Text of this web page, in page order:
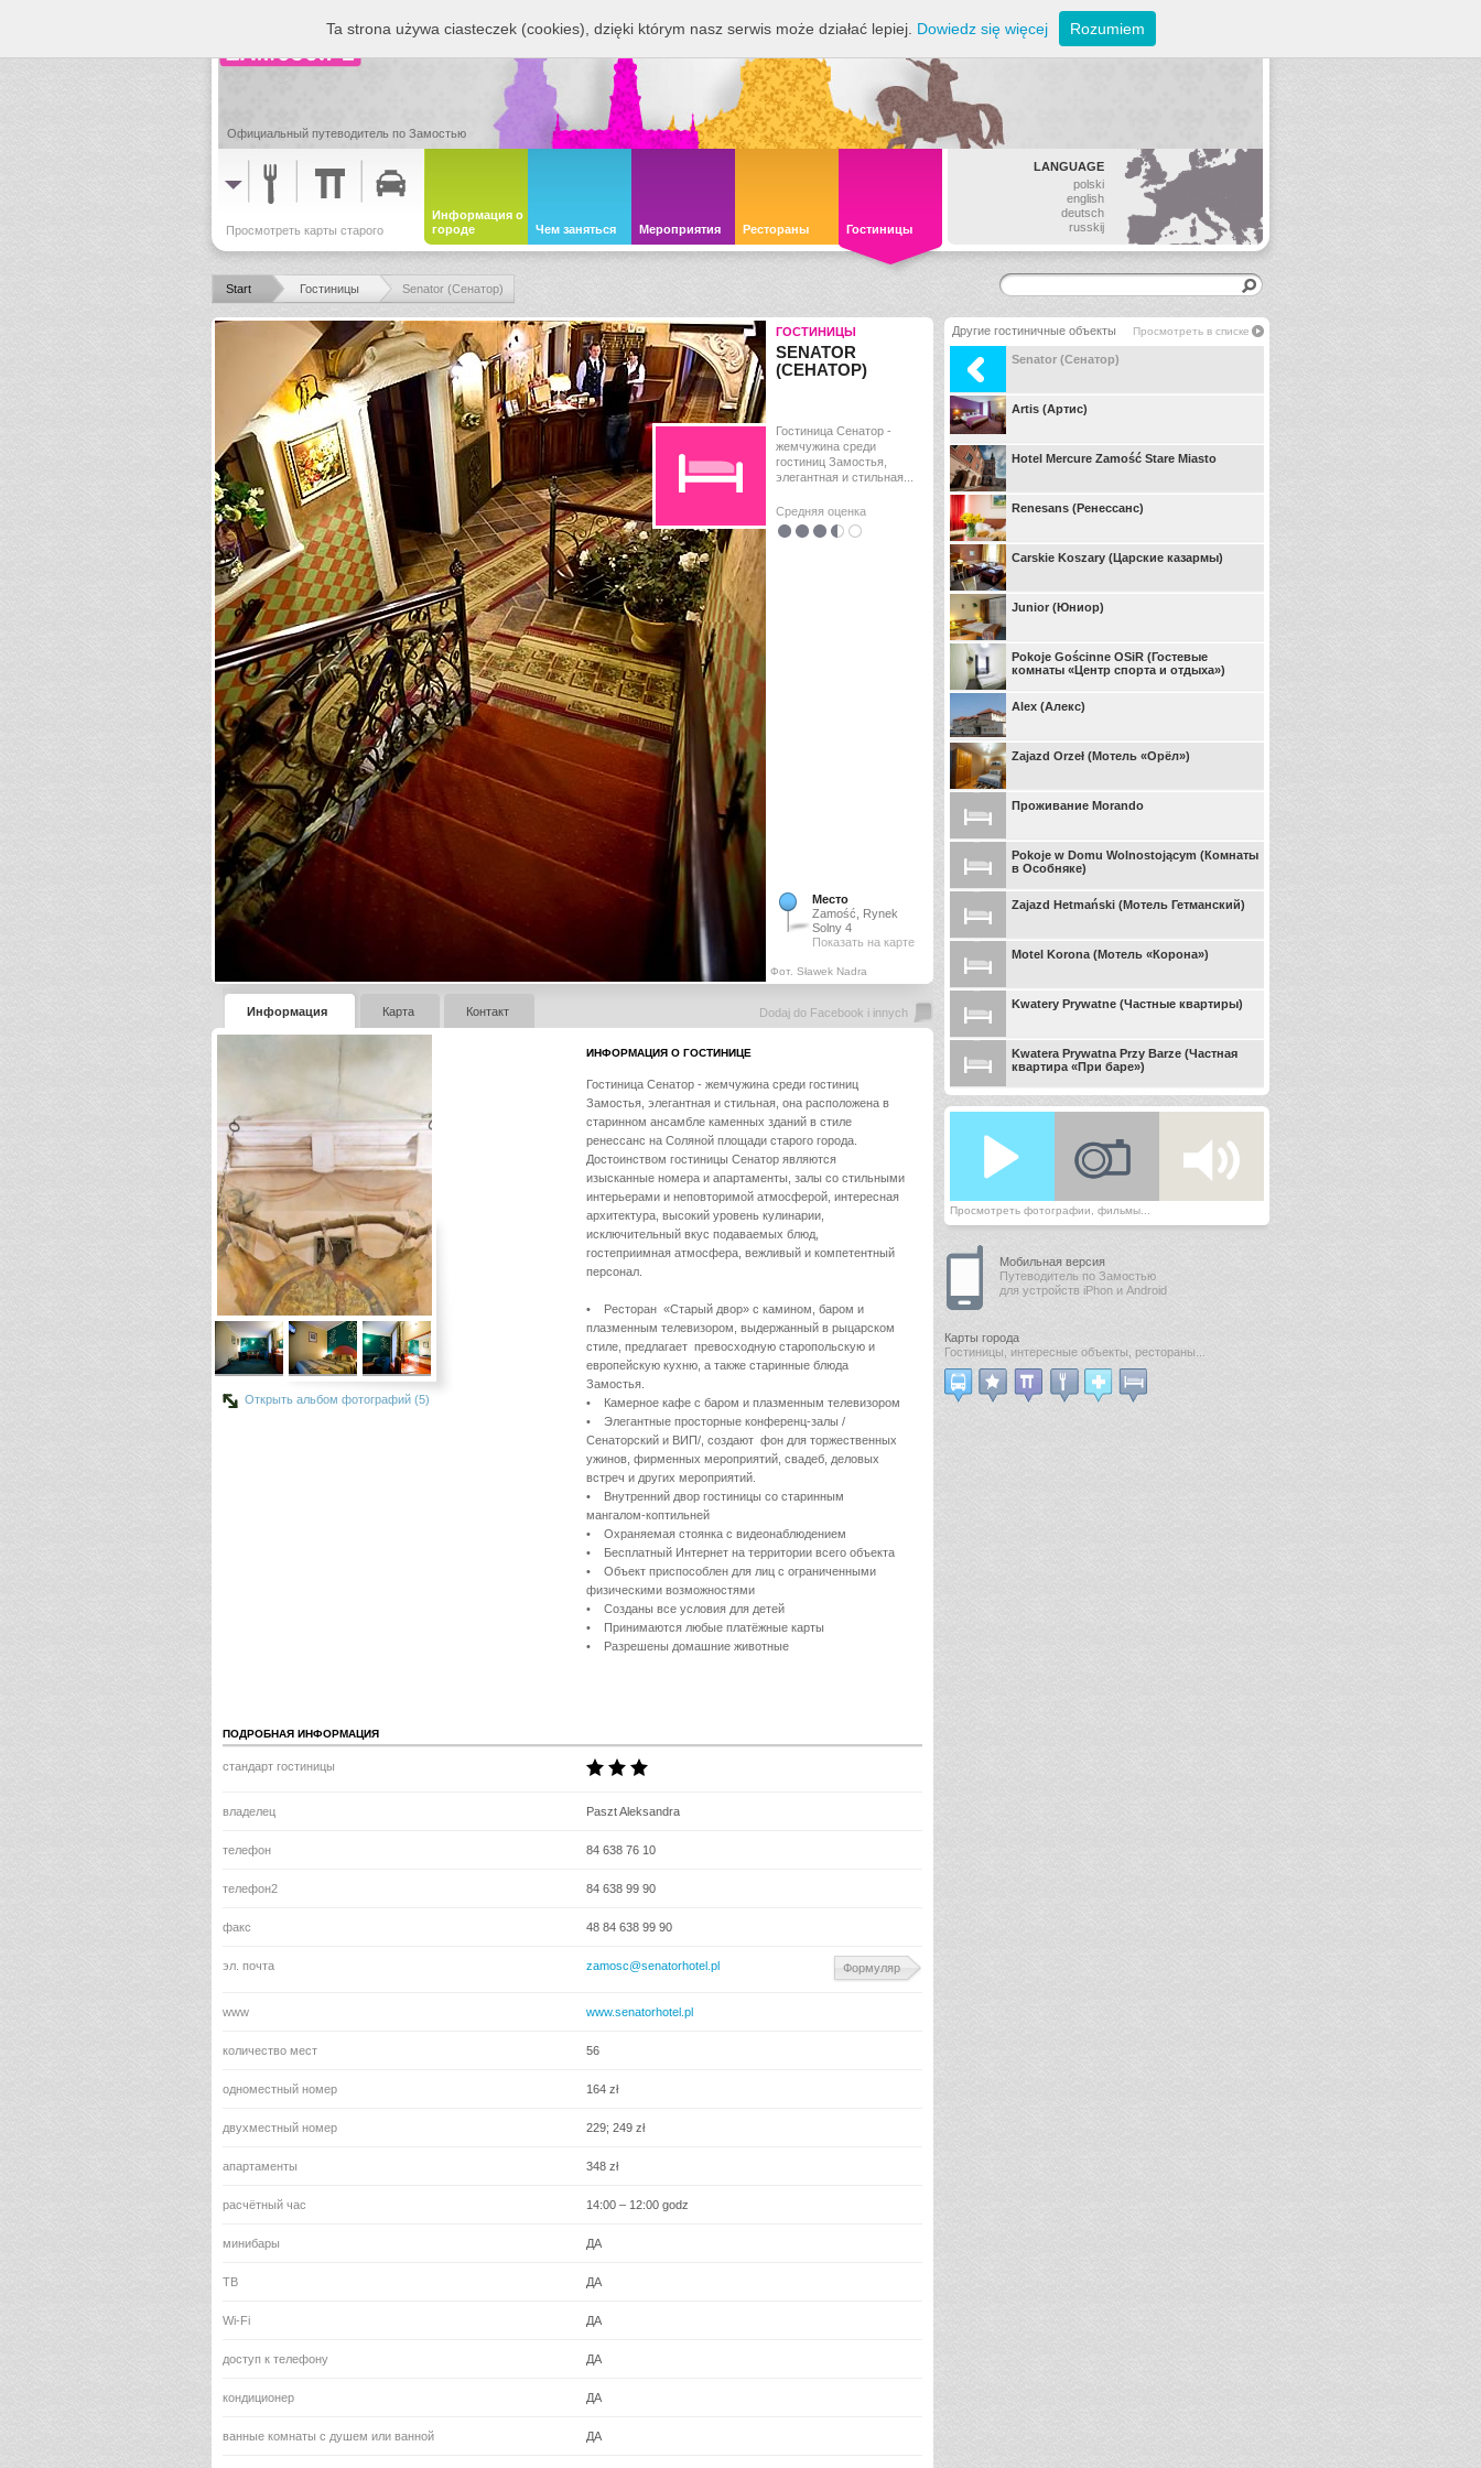
Официальный путеводитель по Замостью
Просмотреть карты старого
Информация о
городе
Чем заняться Мероприятия Рестораны Гостиницы
LANGUAGE
polski
english
deutsch
russkij
Start Гостиницы Senator (Сенатор)
ГОСТИНИЦЫ
SENATOR
(СЕНАТОР)
Гостиница Сенатор -
жемчужина среди
гостиниц Замостья,
элегантная и стильная...
Средняя оценка
Место
Zamość, Rynek
Solny 4
Показать на карте
Фот. Sławek Nadra
Информация Карта Контакт Dodaj do Facebook i innych
Открыть альбом фотографий (5)
ИНФОРМАЦИЯ О ГОСТИНИЦЕ
Гостиница Сенатор - жемчужина среди гостиниц
Замостья, элегантная и стильная, она расположена в
старинном ансамбле каменных зданий в стиле
ренессанс на Соляной площади старого города.
Достоинством гостиницы Сенатор являются
изысканные номера и апартаменты, залы со стильными
интерьерами и неповторимой атмосферой, интересная
архитектура, высокий уровень кулинарии,
исключительный вкус подаваемых блюд,
гостеприимная атмосфера, вежливый и компетентный
персонал.
• Ресторан «Старый двор» с камином, баром и
плазменным телевизором, выдержанный в рыцарском
стиле, предлагает превосходную старопольскую и
европейскую кухню, а также старинные блюда
Замостья.
• Камерное кафе с баром и плазменным телевизором
• Элегантные просторные конференц-залы /
Сенаторский и ВИП/, создают фон для торжественных
ужинов, фирменных мероприятий, свадеб, деловых
встреч и других мероприятий.
• Внутренний двор гостиницы со старинным
мангалом-коптильней
• Охраняемая стоянка с видеонаблюдением
• Бесплатный Интернет на территории всего объекта
• Объект приспособлен для лиц с ограниченными
физическими возможностями
• Созданы все условия для детей
• Принимаются любые платёжные карты
• Разрешены домашние животные
ПОДРОБНАЯ ИНФОРМАЦИЯ
стандарт гостиницы
владелец Paszt Aleksandra
телефон 84 638 76 10
телефон2 84 638 99 90
факс 48 84 638 99 90
эл. почта zamosc@senatorhotel.pl Формуляр
www www.senatorhotel.pl
количество мест 56
одноместный номер 164 zł
двухместный номер 229; 249 zł
апартаменты 348 zł
расчётный час 14:00 – 12:00 godz
минибары ДА
ТВ ДА
Wi-Fi ДА
доступ к телефону ДА
кондиционер ДА
ванные комнаты с душем или ванной ДА
Другие гостиничные объекты Просмотреть в списке
Senator (Сенатор)
Artis (Артис)
Hotel Mercure Zamość Stare Miasto
Renesans (Ренессанс)
Carskie Koszary (Царские казармы)
Junior (Юниор)
Pokoje Gościnne OSiR (Гостевые
комнаты «Центр спорта и отдыха»)
Alex (Алекс)
Zajazd Orzeł (Мотель «Орёл»)
Проживание Morando
Pokoje w Domu Wolnostojącym (Комнаты
в Особняке)
Zajazd Hetmański (Мотель Гетманский)
Motel Korona (Мотель «Корона»)
Kwatery Prywatne (Частные квартиры)
Kwatera Prywatna Przy Barze (Частная
квартира «При баре»)
Просмотреть фотографии, фильмы...
Мобильная версия
Путеводитель по Замостью
для устройств iPhon и Android
Карты города
Гостиницы, интересные объекты, рестораны...
Ta strona używa ciasteczek (cookies), dzięki którym nasz serwis może działać lepiej. Dowiedz się więcej Rozumiem